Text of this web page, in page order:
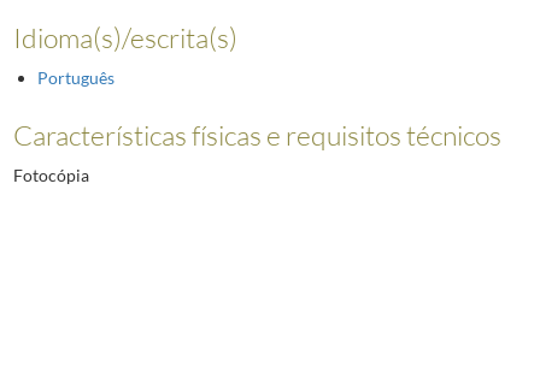
Idioma(s)/escrita(s)
Português
Características físicas e requisitos técnicos
Fotocópia